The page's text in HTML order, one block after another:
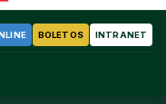
BOLETOS INTRANET